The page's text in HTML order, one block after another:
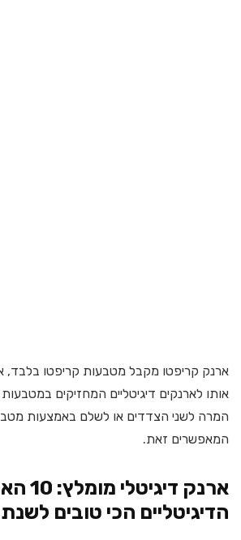
ארנק קריפטו מקבל מטבעות קריפטו בלבד,
אותו לארנקים דיגיטליים המחזיקים
המרה לשני הצדדים או לשלם באמצעות
המאפשרים זאת.
ארנק
הדיגיטליים הכי טובים לשנת 2026